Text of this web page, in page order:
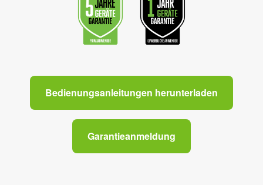
Bedienungsanleitungen herunterladen
Garantieanmeldung